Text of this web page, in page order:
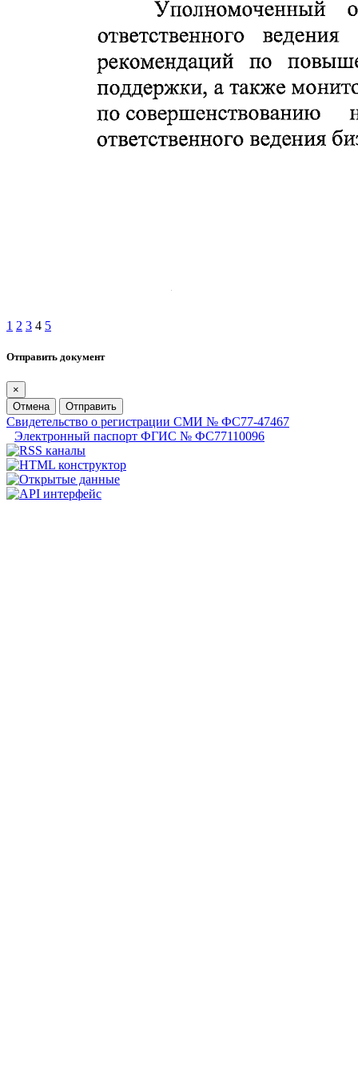
1 2 3 4 5
Отправить документ
×
Отмена
Отправить
Свидетельство о регистрации СМИ № ФС77-47467
Электронный паспорт ФГИС № ФС77110096